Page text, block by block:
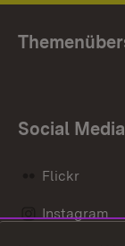
Social Media
Flickr
Instagram